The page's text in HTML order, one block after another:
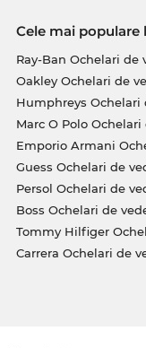
Cele mai populare
Ray-Ban Ochelari de
Oakley Ochelari de
Humphreys Ochelari
Marc O Polo Ochelari
Emporio Armani
Guess Ochelari de
Persol Ochelari de
Boss Ochelari de
Tommy Hilfiger
Carrera Ochelari de